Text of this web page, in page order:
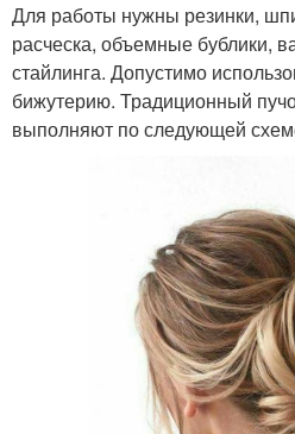
Для работы нужны резинки,
расческа, объемные бублики,
стайлинга. Допустимо
бижутерию. Традиционный
выполняют по следующей